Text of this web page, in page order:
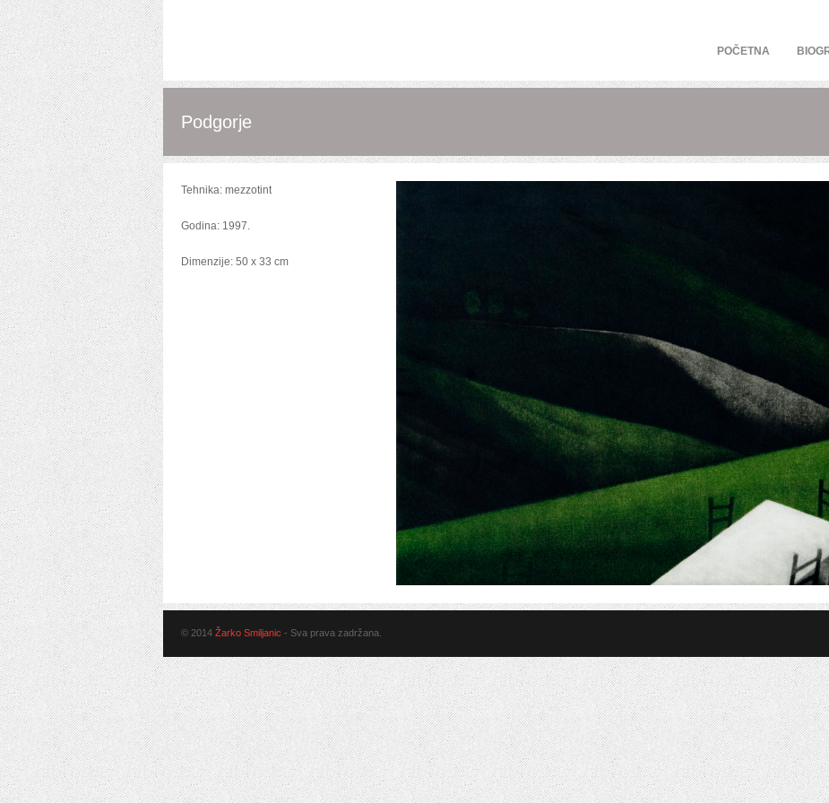
POČETNA
Podgorje
Tehnika: mezzotint
Godina: 1997.
Dimenzije: 50 x 33 cm
© 2014 Žarko Smiljanic - Sva prava zadržana.